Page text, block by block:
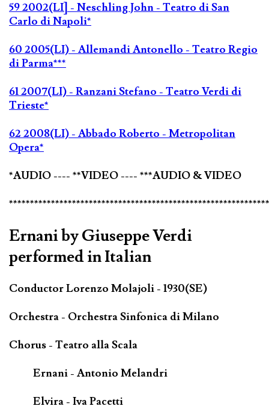
59 2002(LI] - Neschling John - Teatro di San
Carlo di Napoli*
60 2005(LI) - Allemandi Antonello - Teatro Regio
di Parma***
61 2007(LI) - Ranzani Stefano - Teatro Verdi di
Trieste*
62 2008(LI) - Abbado Roberto - Metropolitan
Opera*
*AUDIO ---- **VIDEO ---- ***AUDIO & VIDEO
Ernani by Giuseppe Verdi
performed in Italian
Conductor Lorenzo Molajoli - 1930(SE)
Orchestra - Orchestra Sinfonica di Milano
Chorus - Teatro alla Scala
Ernani - Antonio Melandri
Elvira - Iva Pacetti